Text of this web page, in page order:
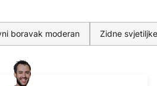
boravak moderan Zidne